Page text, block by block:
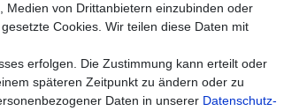
Medien von Drittanbietern einzubinden oder
Cookies. Wir teilen diese Daten mit
erfolgen. Die Zustimmung kann erteilt oder
späteren Zeitpunkt zu ändern oder zu
Daten in unserer Daten­schutz­